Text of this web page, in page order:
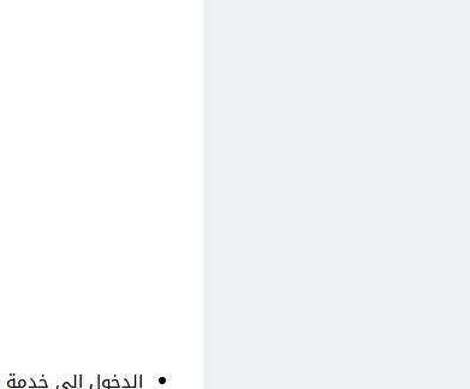
الدخول إلى خدمة